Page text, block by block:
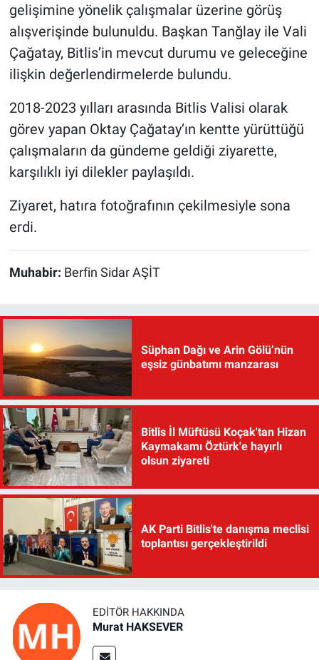
gelişimine yönelik çalışmalar üzerine görüş
alışverişinde bulunuldu. Başkan Tanğlay ile Vali
Çağatay, Bitlis’in mevcut durumu ve geleceğine
ilişkin değerlendirmelerde bulundu.
2018-2023 yılları arasında Bitlis Valisi olarak
görev yapan Oktay Çağatay’ın kentte yürüttüğü
çalışmaların da gündeme geldiği ziyarette,
karşılıklı iyi dilekler paylaşıldı.
Ziyaret, hatıra fotoğrafının çekilmesiyle sona
erdi.
Muhabir: Berfin Sidar AŞİT
Süphan Dağı ve Arin Gölü’nün
eşsiz günbatımı manzarası
Bitlis İl Müftüsü Koçak'tan Hizan
Kaymakamı Öztürk'e hayırlı
olsun ziyareti
AK Parti Bitlis'te danışma meclisi
toplantısı gerçekleştirildi
EDITÖR HAKKINDA
Murat HAKSEVER